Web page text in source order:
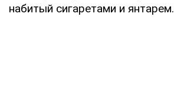
набитый сигаретами и янтарем.